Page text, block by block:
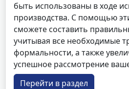
быть использованы в ходе
производства. С помощью
сможете составить
учитывая все необходимые
формальности, а также
успешное рассмотрение
Перейти в раздел